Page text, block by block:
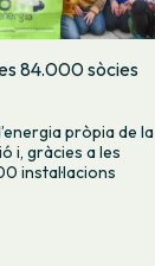
84.000 sòcies
pròpia de la
i, gràcies a les
instal·lacions